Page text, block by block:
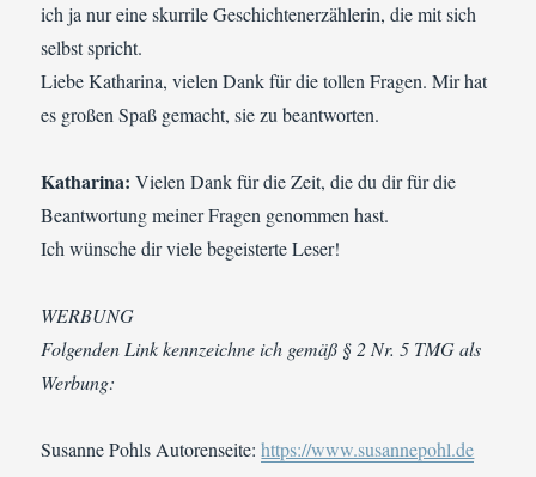
ich ja nur eine skurrile Geschichtenerzählerin, die mit sich
selbst spricht.
Liebe Katharina, vielen Dank für die tollen Fragen. Mir hat
es großen Spaß gemacht, sie zu beantworten.
Katharina: Vielen Dank für die Zeit, die du dir für die
Beantwortung meiner Fragen genommen hast.
Ich wünsche dir viele begeisterte Leser!
WERBUNG
Folgenden Link kennzeichne ich gemäß § 2 Nr. 5 TMG als
Werbung:
Susanne Pohls Autorenseite:https://www.susannepohl.de